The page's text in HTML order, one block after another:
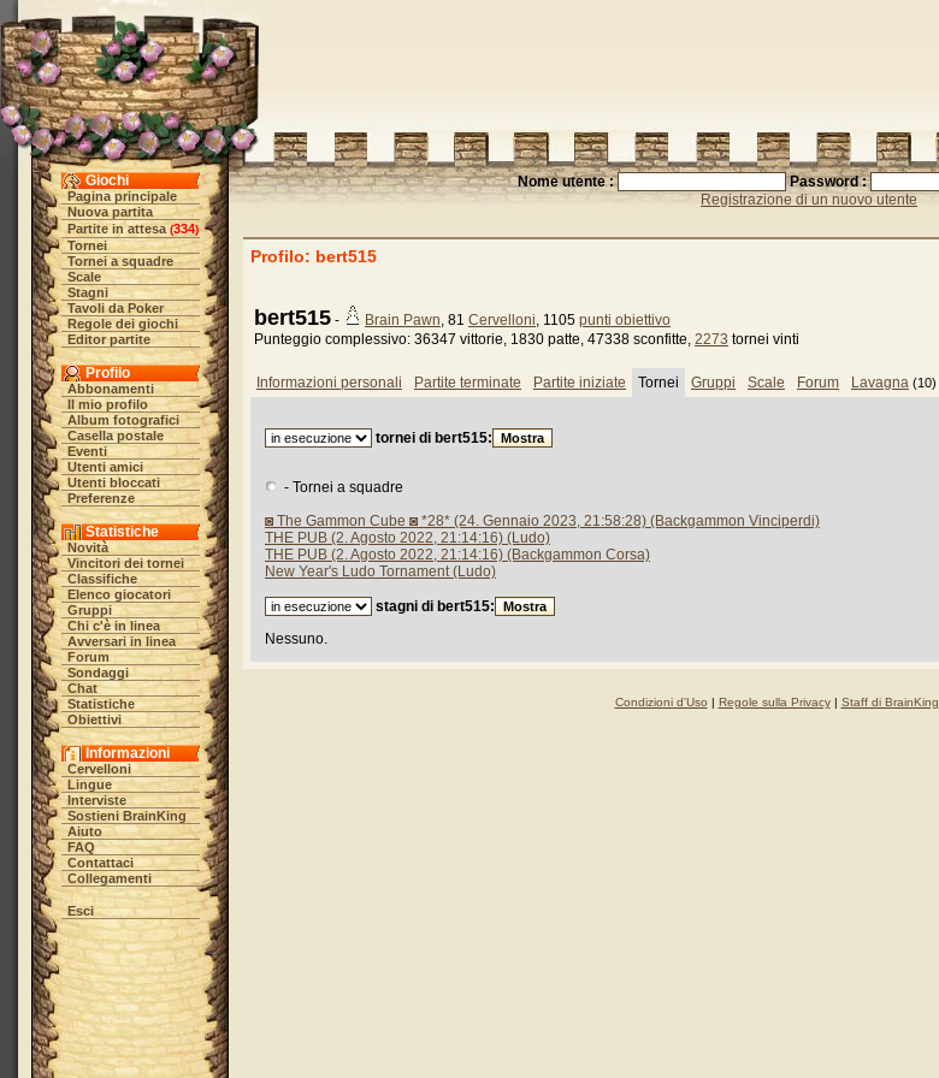
Giochi
Pagina principale
Nuova partita
Partite in attesa (334)
Tornei
Tornei a squadre
Scale
Stagni
Tavoli da Poker
Regole dei giochi
Editor partite
Profilo
Abbonamenti
Il mio profilo
Album fotografici
Casella postale
Eventi
Utenti amici
Utenti bloccati
Preferenze
Statistiche
Novità
Vincitori dei tornei
Classifiche
Elenco giocatori
Gruppi
Chi c'è in linea
Avversari in linea
Forum
Sondaggi
Chat
Statistiche
Obiettivi
Informazioni
Cervelloni
Lingue
Interviste
Sostieni BrainKing
Aiuto
FAQ
Contattaci
Collegamenti
Esci
Nome utente :
Password :
Registrazione di un nuovo utente
Profilo: bert515
bert515 - Brain Pawn, 81 Cervelloni, 1105 punti obiettivo
Punteggio complessivo: 36347 vittorie, 1830 patte, 47338 sconfitte, 2273 tornei vinti
Informazioni personali Partite terminate Partite iniziate Tornei Gruppi Scale Forum Lavagna (10)
tornei di bert515:
- Tornei a squadre
◙ The Gammon Cube ◙ *28* (24. Gennaio 2023, 21:58:28) (Backgammon Vinciperdi)
THE PUB (2. Agosto 2022, 21:14:16) (Ludo)
THE PUB (2. Agosto 2022, 21:14:16) (Backgammon Corsa)
New Year's Ludo Tornament (Ludo)
stagni di bert515:
Nessuno.
Condizioni d'Uso | Regole sulla Privacy| Staff di BrainKing